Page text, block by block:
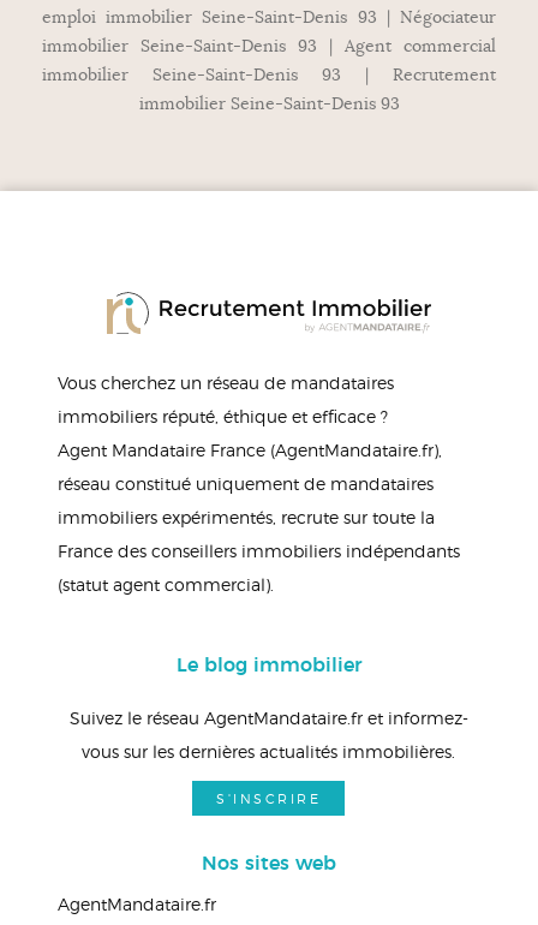
emploi immobilier Seine-Saint-Denis 93 | Négociateur
immobilier Seine-Saint-Denis 93 | Agent commercial
immobilier Seine-Saint-Denis 93 | Recrutement
immobilier Seine-Saint-Denis 93
Vous cherchez un réseau de mandataires
immobiliers réputé, éthique et efficace ?
Agent Mandataire France (AgentMandataire.fr),
réseau constitué uniquement de mandataires
immobiliers expérimentés, recrute sur toute la
France des conseillers immobiliers indépendants
(statut agent commercial).
Le blog immobilier
Suivez le réseau AgentMandataire.fr et informez-
vous sur les dernières actualités immobilières.
S'INSCRIRE
Nos sites web
AgentMandataire.fr